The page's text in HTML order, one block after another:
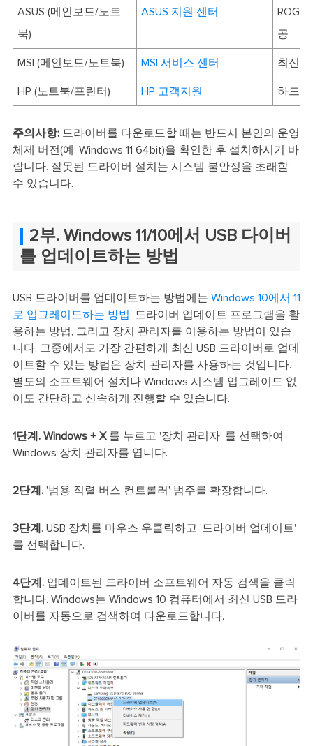
ASUS (메인보드/노트
북)
ASUS 지원 센터
ROG,
공
MSI (메인보드/노트북) MSI 서비스 센터 최신
HP (노트북/프린터) HP 고객지원 하드웨
주의사항: 드라이버를 다운로드할 때는 반드시 본인의 운영
체제 버전(예: Windows 11 64bit)을 확인한 후 설치하시기 바
랍니다. 잘못된 드라이버 설치는 시스템 불안정을 초래할
수 있습니다.
2부. Windows 11/10에서 USB 다이버
를 업데이트하는 방법
USB 드라이버를 업데이트하는 방법에는 Windows 10에서 11
로 업그레이드하는 방법, 드라이버 업데이트 프로그램을 활
용하는 방법, 그리고 장치 관리자를 이용하는 방법이 있습
니다. 그중에서도 가장 간편하게 최신 USB 드라이버로 업데
이트할 수 있는 방법은 장치 관리자를 사용하는 것입니다.
별도의 소프트웨어 설치나 Windows 시스템 업그레이드 없
이도 간단하고 신속하게 진행할 수 있습니다.
1단계. Windows + X를 누르고 '장치 관리자' 를 선택하여
Windows 장치 관리자를 엽니다.
2단계.'범용 직렬 버스 컨트롤러' 범주를 확장합니다.
3단계 . USB 장치를 마우스 우클릭하고 '드라이버 업데이트'
를 선택합니다.
4단계.업데이트된 드라이버 소프트웨어 자동 검색을 클릭
합니다. Windows는 Windows 10 컴퓨터에서 최신 USB 드라
이버를 자동으로 검색하여 다운로드합니다.